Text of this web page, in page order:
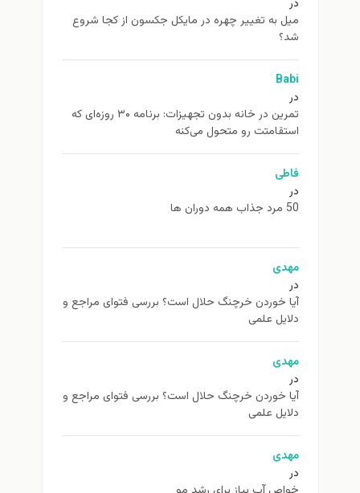
در
ميل به تغيير چهره در مایکل جکسون از كجا شروع
شد؟
Babi
در
تمرین در خانه بدون تجهیزات: برنامه ۳۰ روزه‌ای که
استقامتت رو متحول می‌کنه
فاطی
در
50 مرد جذاب همه دوران ها
مهدی
در
آیا خوردن خرچنگ حلال است؟ بررسی فتوای مراجع و
دلایل علمی
مهدی
در
آیا خوردن خرچنگ حلال است؟ بررسی فتوای مراجع و
دلایل علمی
مهدی
در